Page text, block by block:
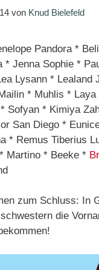
von Knud Bielefeld
Pandora *
* Jenna Sophie *
Lysann * Lealand
* Muhlis *
Sofyan * Kimiya
San Diego *
* Remus Tiberius
Martino * Beeke *
zum Schluss: In
die